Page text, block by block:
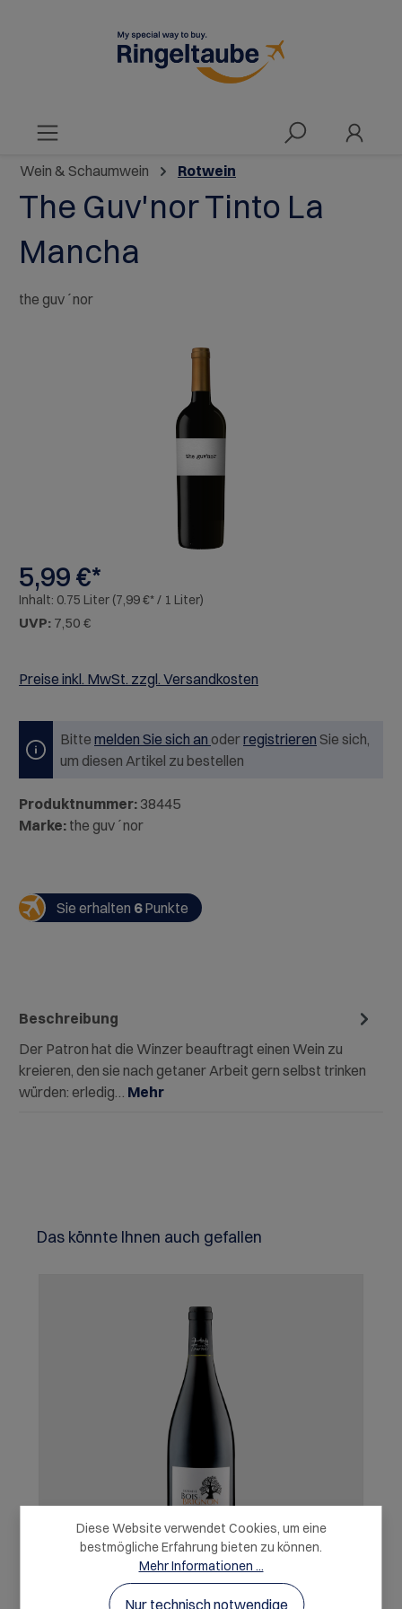
Wein & Schaumwein Rotwein
The Guv'nor Tinto La
Mancha
the guv´nor
5,99 €*
Inhalt: 0.75 Liter (7,99 €* / 1 Liter)
UVP: 7,50 €
Preise inkl. MwSt. zzgl. Versandkosten
Bitte melden Sie sich an oderregistrieren Sie sich,
um diesen Artikel zu bestellen
Produktnummer: 38445
Marke: the guv´nor
Sie erhalten 6Punkte
Beschreibung
Der Patron hat die Winzer beauftragt einen Wein zu
kreieren, den sie nach getaner Arbeit gern selbst trinken
würden: erledig… Mehr
Produktgalerie überspringen
Das könnte Ihnen auch gefallen
Diese Website verwendet Cookies, um eine
bestmögliche Erfahrung bieten zu können.
Mehr Informationen ...
Nur technisch notwendige